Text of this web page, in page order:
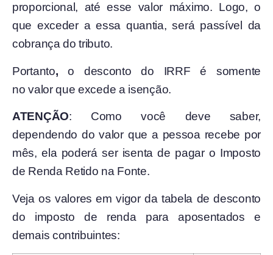
proporcional, até esse valor máximo. Logo, o
que exceder a essa quantia, será passível da
cobrança do tributo.
Portanto, o desconto do IRRF é somente
no valor que excede a isenção.
ATENÇÃO: Como você deve saber,
dependendo do valor que a pessoa recebe por
mês, ela poderá ser isenta de pagar o Imposto
de Renda Retido na Fonte.
Veja os valores em vigor da tabela de desconto
do imposto de renda para aposentados e
demais contribuintes: